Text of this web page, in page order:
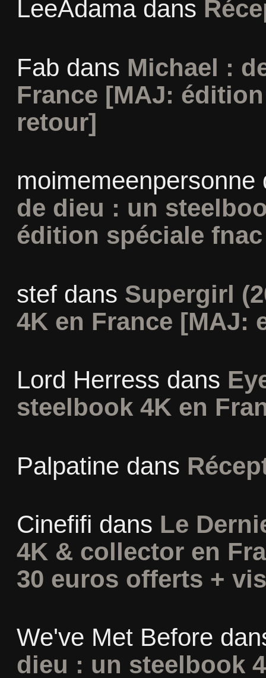
LeeAdamadans
Fab dans Michael :
France [MAJ:
retour]
moimemeenpersonne
de dieu : un
édition spéciale
stefdans Supergirl
4K en France [MAJ:
Lord Herress dans
steelbook 4K en
Palpatine dans
Cinefifi dans Le
4K & collector en
30 euros offerts +
We've Met Before
dieu : un steelbook